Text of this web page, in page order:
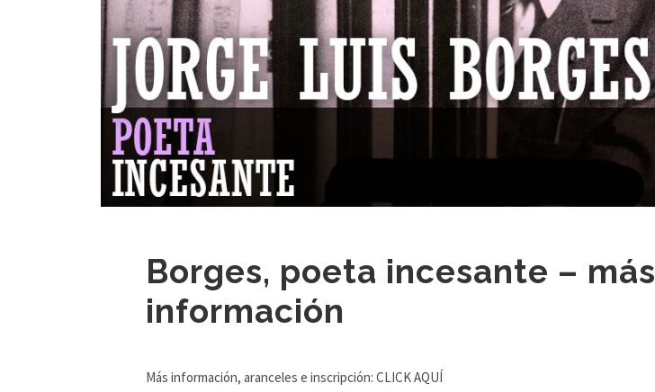
Borges, poeta incesante – más
información
Más información, aranceles e inscripción: CLICK AQUÍ